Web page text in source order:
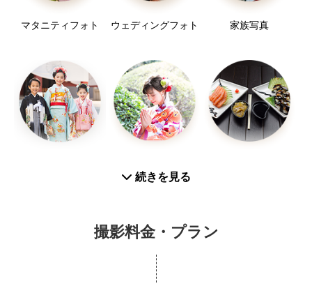
4)家族や記念イベントなど複数の人達の感情あふ
感溢れる瞬間を捉える撮影
6)企業やお店での宣伝に必要な要素を卒なく取り
入れる事が求められるケース
7)その他ペットなど動物の愛溢れる写真
プロフィールなどで直立不動とか左右対称の写
真が必要な場合ありますが、これってすごく難しい
のでいい写真を撮るといっても、時間をかけても出
来上がる写真は限られます。それはそれとして少し
でも動き、変化をつけられる場合にはそれによって
自分らしさをアピールしてみましょう。
慣れてないとモデルでもない一般の方はポーズが一
します。こればっかりは慣れにもよりますが、日頃
リラックスして全身を動かしてみましょう。
①普段からモデルのポーズなどみて人間の体の
表現、可能性を研究し自分でも真似てみる。
②人には似合ってるとかかっこいいけど、自分
マタニティフォト ウェディングフォト 家族写真
続きを見る
撮影料金・プラン